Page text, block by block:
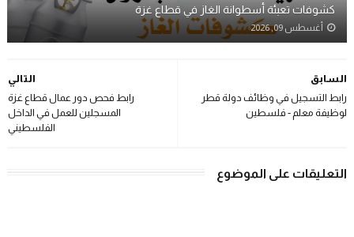
كشوفات تعبئة أسطوانة الغاز في قطاع غزة
أغسطس 09, 2026
التالي
رابط فحص دور عمال قطاع غزة
المسجلين للعمل في الداخل
الفلسطيني
السابق
رابط التسجيل في وظائف دولة قطر
لوظيفة معلم - فلسطين
التعليقات على الموضوع